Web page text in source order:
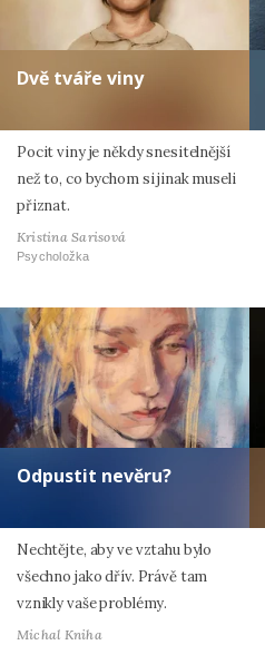
Dvě tváře viny
Pocit viny je někdy snesitelnější
než to, co bychom si jinak museli
přiznat.
Kristina Sarisová
Psycholožka
Odpustit nevěru?
Nechtějte, aby ve vztahu bylo
všechno jako dřív. Právě tam
vznikly vaše problémy.
Michal Kniha